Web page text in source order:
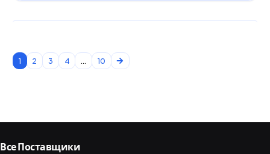
1 2 3 4 ... 10
Все Поставщики